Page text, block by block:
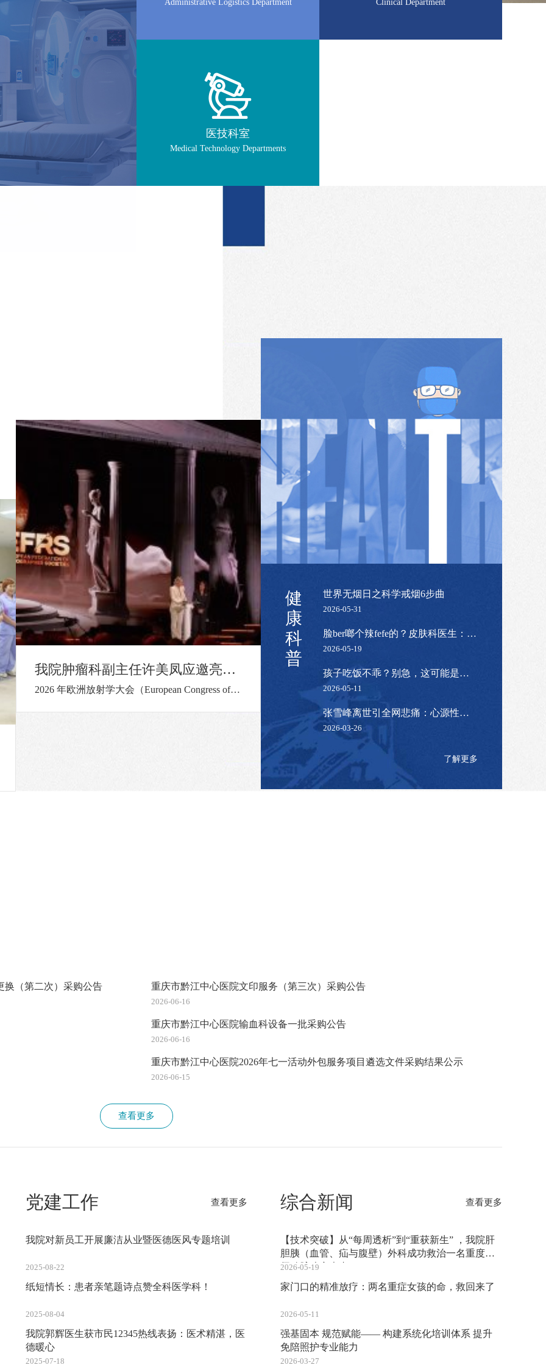
Administrative Logistics Department Clinical Department
医技科室
Medical Technology Departments
健
康
科
普
世界无烟日之科学戒烟6步曲
2026-05-31
脸ber啷个辣fefe的？皮肤科医生：换季护肤3招，比敷面膜管用！
2026-05-19
孩子吃饭不乖？别急，这可能是成长的信号
2026-05-11
张雪峰离世引全网悲痛：心源性猝死的求救信号，你必须读懂！
2026-03-26
了解更多
换（第二次）采购公告 重庆市黔江中心医院文印服务（第三次）采购公告
2026-06-16
重庆市黔江中心医院输血科设备一批采购公告
2026-06-16
重庆市黔江中心医院2026年七一活动外包服务项目遴选文件采购结果公示
2026-06-15
查看更多
党建工作 查看更多
我院对新员工开展廉洁从业暨医德医风专题培训
2025-08-22
纸短情长：患者亲笔题诗点赞全科医学科！
2025-08-04
我院郭辉医生获市民12345热线表扬：医术精湛，医
德暖心
2025-07-18
综合新闻 查看更多
【技术突破】从“每周透析”到“重获新生” ，我院肝
胆胰（血管、疝与腹壁）外科成功救治一名重度双
肾动脉狭窄患者
2026-05-19
家门口的精准放疗：两名重症女孩的命，救回来了
2026-05-11
强基固本 规范赋能—— 构建系统化培训体系 提升
免陪照护专业能力
2026-03-27